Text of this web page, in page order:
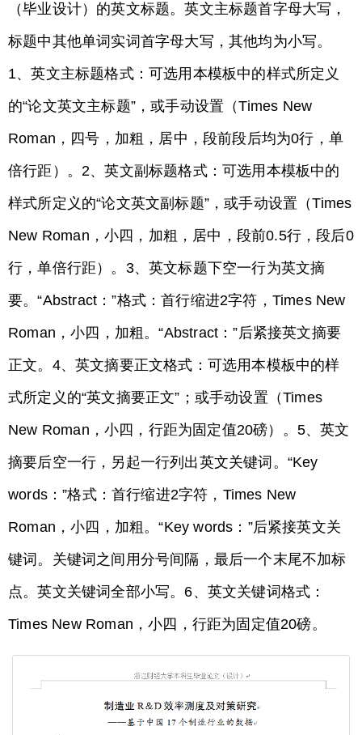
（毕业设计）的英文标题。英文主标题首字母大写，
标题中其他单词实词首字母大写，其他均为小写。
1、英文主标题格式：可选用本模板中的样式所定义
的“论文英文主标题”，或手动设置（Times New
Roman，四号，加粗，居中，段前段后均为0行，单
倍行距）。2、英文副标题格式：可选用本模板中的
样式所定义的“论文英文副标题”，或手动设置（Times
New Roman，小四，加粗，居中，段前0.5行，段后0
行，单倍行距）。3、英文标题下空一行为英文摘
要。“Abstract：”格式：首行缩进2字符，Times New
Roman，小四，加粗。“Abstract：”后紧接英文摘要
正文。4、英文摘要正文格式：可选用本模板中的样
式所定义的“英文摘要正文”；或手动设置（Times
New Roman，小四，行距为固定值20磅）。5、英文
摘要后空一行，另起一行列出英文关键词。“Key
words：”格式：首行缩进2字符，Times New
Roman，小四，加粗。“Key words：”后紧接英文关
键词。关键词之间用分号间隔，最后一个末尾不加标
点。英文关键词全部小写。6、英文关键词格式：
Times New Roman，小四，行距为固定值20磅。